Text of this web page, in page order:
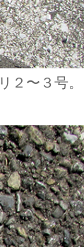
〜３号。